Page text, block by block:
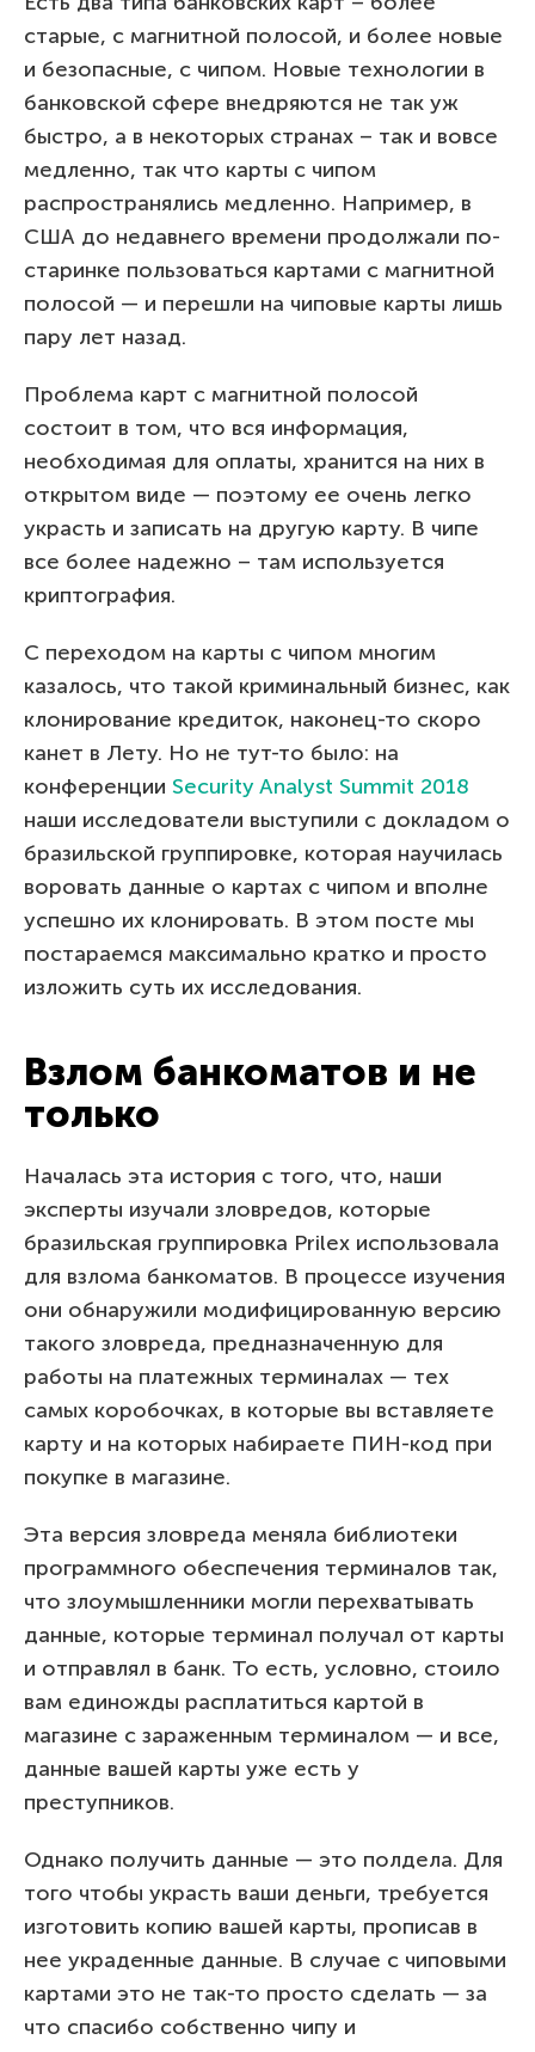
старые, с магнитной полосой, и более новые
и безопасные, с чипом. Новые технологии в
банковской сфере внедряются не так уж
быстро, а в некоторых странах – так и вовсе
медленно, так что карты с чипом
распространялись медленно. Например, в
США до недавнего времени продолжали по-
старинке пользоваться картами с магнитной
полосой — и перешли на чиповые карты лишь
пару лет назад.
Проблема карт с магнитной полосой
состоит в том, что вся информация,
необходимая для оплаты, хранится на них в
открытом виде — поэтому ее очень легко
украсть и записать на другую карту. В чипе
все более надежно – там используется
криптография.
С переходом на карты с чипом многим
казалось, что такой криминальный бизнес, как
клонирование кредиток, наконец-то скоро
канет в Лету. Но не тут-то было: на
конференции Security Analyst Summit 2018
наши исследователи выступили с докладом о
бразильской группировке, которая научилась
воровать данные о картах с чипом и вполне
успешно их клонировать. В этом посте мы
постараемся максимально кратко и просто
изложить суть их исследования.
Взлом банкоматов и не
только
Началась эта история с того, что, наши
эксперты изучали зловредов, которые
бразильская группировка Prilex использовала
для взлома банкоматов. В процессе изучения
они обнаружили модифицированную версию
такого зловреда, предназначенную для
работы на платежных терминалах — тех
самых коробочках, в которые вы вставляете
карту и на которых набираете ПИН-код при
покупке в магазине.
Эта версия зловреда меняла библиотеки
программного обеспечения терминалов так,
что злоумышленники могли перехватывать
данные, которые терминал получал от карты
и отправлял в банк. То есть, условно, стоило
вам единожды расплатиться картой в
магазине с зараженным терминалом — и все,
данные вашей карты уже есть у
преступников.
Однако получить данные — это полдела. Для
того чтобы украсть ваши деньги, требуется
изготовить копию вашей карты, прописав в
нее украденные данные. В случае с чиповыми
картами это не так-то просто сделать — за
что спасибо собственно чипу и